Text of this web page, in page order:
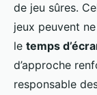
de jeu sûres.
jeux peuvent
le temps
d’approche
responsable